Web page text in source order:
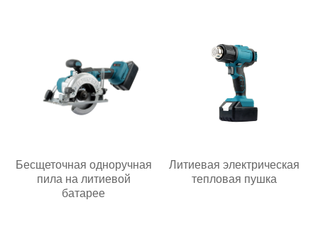
Бесщеточная одноручная
пила на литиевой
батарее
Литиевая электрическая
тепловая пушка